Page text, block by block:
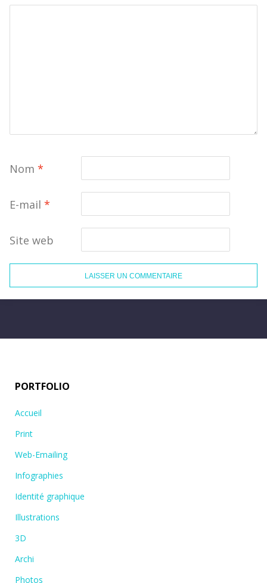
Nom *
E-mail *
Site web
PORTFOLIO
Accueil
Print
Web-Emailing
Infographies
Identité graphique
Illustrations
3D
Archi
Photos